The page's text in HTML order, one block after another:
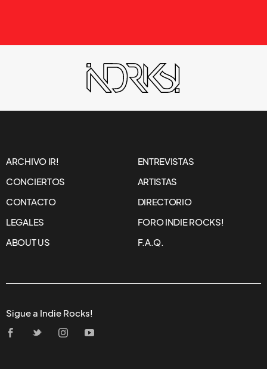
ARCHIVO IR!
ENTREVISTAS
CONCIERTOS
ARTISTAS
CONTACTO
DIRECTORIO
LEGALES
FORO INDIE ROCKS!
ABOUT US
F.A.Q.
Sigue a Indie Rocks!